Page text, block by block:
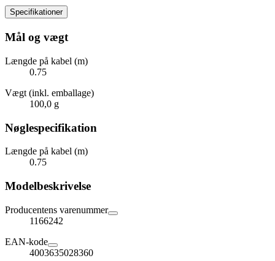
Specifikationer
Mål og vægt
Længde på kabel (m)
0.75
Vægt (inkl. emballage)
100,0 g
Nøglespecifikation
Længde på kabel (m)
0.75
Modelbeskrivelse
Producentens varenummer
1166242
EAN-kode
4003635028360